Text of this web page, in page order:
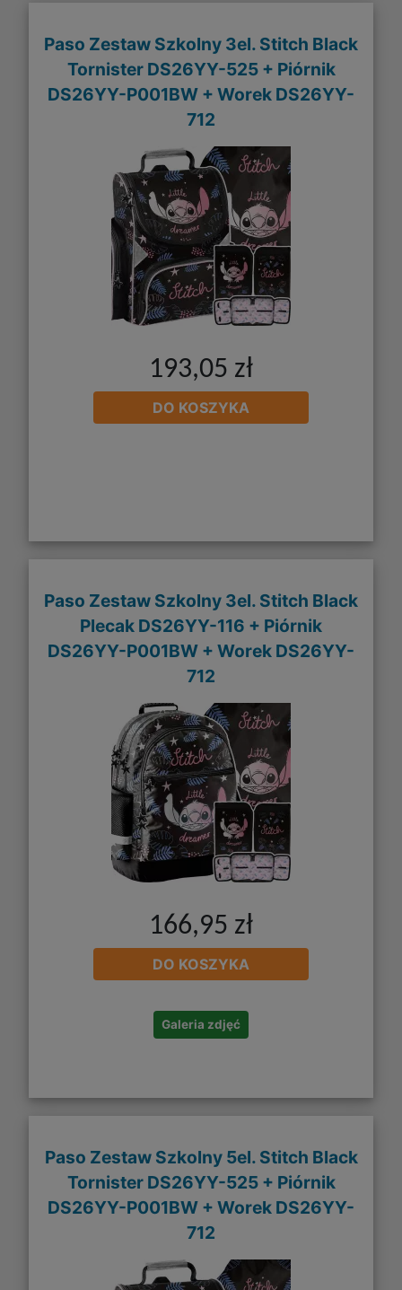
Paso Zestaw Szkolny 3el. Stitch Black
Tornister DS26YY-525 + Piórnik
DS26YY-P001BW + Worek DS26YY-
712
193,05 zł
DO KOSZYKA
Paso Zestaw Szkolny 3el. Stitch Black
Plecak DS26YY-116 + Piórnik
DS26YY-P001BW + Worek DS26YY-
712
166,95 zł
DO KOSZYKA
Galeria zdjęć
Paso Zestaw Szkolny 5el. Stitch Black
Tornister DS26YY-525 + Piórnik
DS26YY-P001BW + Worek DS26YY-
712